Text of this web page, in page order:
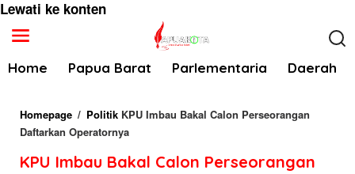
Lewati ke konten
Home Papua Barat Parlementaria Daerah
Homepage / Politik KPU Imbau Bakal Calon Perseorangan
Daftarkan Operatornya
KPU Imbau Bakal Calon Perseorangan